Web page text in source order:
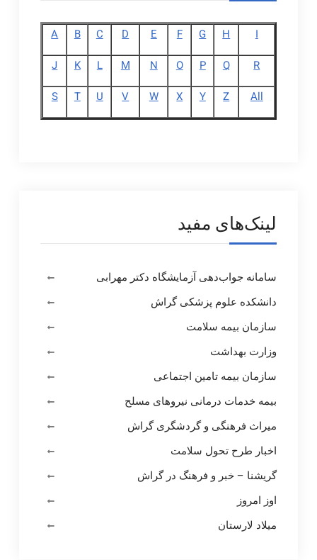
I
H
G
F
E
D
C
B
A
R
Q
P
O
N
M
L
K
J
All
Z
Y
X
W
V
U
T
S
لینک‌های مفید
سامانه جواب‌دهی آزمایشگاه دکتر مهرابی
دانشکده علوم پزشکی گراش
سازمان بیمه سلامت
وزارت بهداشت
سازمان بیمه تامین اجتماعی
بیمه خدمات درمانی نیروهای مسلح
میراث فرهنگی و گردشگری گراش
اخبار طرح تحول سلامت
گریشنا – خبر و فرهنگ در گراش
اوز امروز
میلاد لارستان